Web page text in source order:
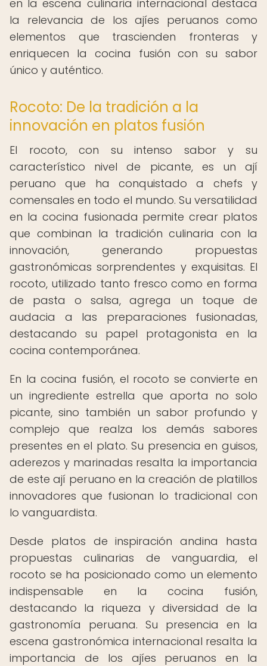
en la escena culinaria internacional destaca
la relevancia de los ajíes peruanos como
elementos que trascienden fronteras y
enriquecen la cocina fusión con su sabor
único y auténtico.
Rocoto: De la tradición a la
innovación en platos fusión
El rocoto, con su intenso sabor y su
característico nivel de picante, es un ají
peruano que ha conquistado a chefs y
comensales en todo el mundo. Su versatilidad
en la cocina fusionada permite crear platos
que combinan la tradición culinaria con la
innovación, generando propuestas
gastronómicas sorprendentes y exquisitas. El
rocoto, utilizado tanto fresco como en forma
de pasta o salsa, agrega un toque de
audacia a las preparaciones fusionadas,
destacando su papel protagonista en la
cocina contemporánea.
En la cocina fusión, el rocoto se convierte en
un ingrediente estrella que aporta no solo
picante, sino también un sabor profundo y
complejo que realza los demás sabores
presentes en el plato. Su presencia en guisos,
aderezos y marinadas resalta la importancia
de este ají peruano en la creación de platillos
innovadores que fusionan lo tradicional con
lo vanguardista.
Desde platos de inspiración andina hasta
propuestas culinarias de vanguardia, el
rocoto se ha posicionado como un elemento
indispensable en la cocina fusión,
destacando la riqueza y diversidad de la
gastronomía peruana. Su presencia en la
escena gastronómica internacional resalta la
importancia de los ajíes peruanos en la